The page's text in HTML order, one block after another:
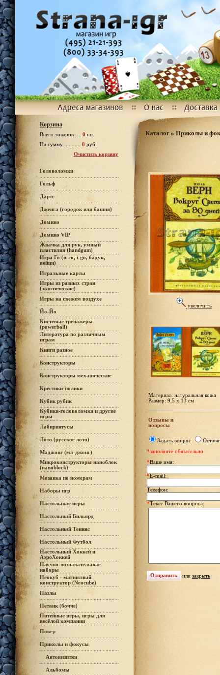
Корзина
Всего товаров .... 0 шт.
На сумму ........... 0 руб.
Очистить корзину
Головоломки
Гольф
Дартс
Дженга (городок или башня)
Домино
Домино VIP
Жвачка для рук, умный
пластилин (handgum)
Игра Го (и-го, i-go, бадук,
вейци)
Игральные карты
Игры из разных стран
(экзотические)
Игры на свежем воздухе
Йо-Йо
Кистевые тренажеры
(powerball)
Литература по различным
играм
Книги разное
Конструкторы
Конструкторы механические
Крестики-нолики
Кубик рубик
Кубики-головоломки и другие
игры
Лабиринтусы
Лото (русское лото)
Маджонг (ма-джонг)
Микроконструкторы наноблок
(nanoblock)
Мозаика по номерам
Наборы игр
Настольные игры
Настольный Бильярд
Настольный Теннис
Настольный Футбол
Настольный Хоккей и
АэроХоккей
Научно-познавательные
наборы
Неокуб - магнитный
конструктор (Neocube)
Пазлы
Петанк (бочче)
Питейные игры, игры для
весёлой компании
Покер
Приколы и фокусы
Автовизитки
Альбомы
Каталог»Приколы и
увеличить
Материал: натуральная кожа
Размер: 9,5 х 13 см
Отзывы и
вопросы
Задать вопрос
*заполните обязательно
*Ваше имя:
*E-mail:
Телефон:
*Текст Вашего вопроса:
или закрыть